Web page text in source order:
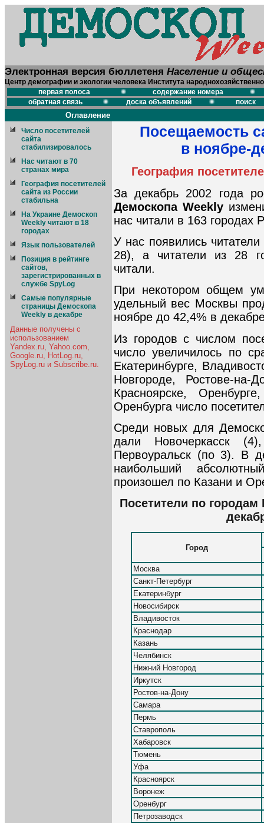
Электронная версия бюллетеня Население и
Центр демографии и экологии человека Института
первая полоса
содержание номера
обратная связь
доска объявлений поиск
Оглавление
Число посетителей
сайта
стабилизировалось
Нас читают в 70
странах мира
География посетителей
сайта из России
стабильна
На Украине Демоскоп
Weekly читают в 18
городах
Язык пользователей
Позиция в рейтинге
сайтов,
зарегистрированных в
службе SpyLog
Самые популярные
страницы Демоскопа
Weekly в декабре
Данные получены с
использованием
Yandex.ru, Yahoo.com,
Google.ru, HotLog.ru,
SpyLog.ru и Subscribe.ru.
Посещаемость
в ноябре-
География
За декабрь 2002 года
Демоскопа Weekly
нас читали в 163 городах
У нас появились
28), а читатели из 28
читали.
При некотором общем
удельный вес Москвы
ноябре до 42,4% в
Из городов с числом
число увеличилось по
Екатеринбурге,
Новгороде, Ростове-
Красноярске,
Оренбурга число
Среди новых для
дали Новочеркасск
Первоуральск (по 3). В
наибольший
произошел по Казани и
Посетители по
Город
Москва
Санкт-Петербург
Екатеринбург
Новосибирск
Владивосток
Краснодар
Казань
Челябинск
Нижний Новгород
Иркутск
Ростов-на-Дону
Самара
Пермь
Ставрополь
Хабаровск
Тюмень
Уфа
Красноярск
Воронеж
Оренбург
Петрозаводск